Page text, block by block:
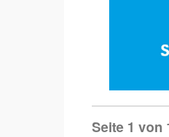
Seite 1 von